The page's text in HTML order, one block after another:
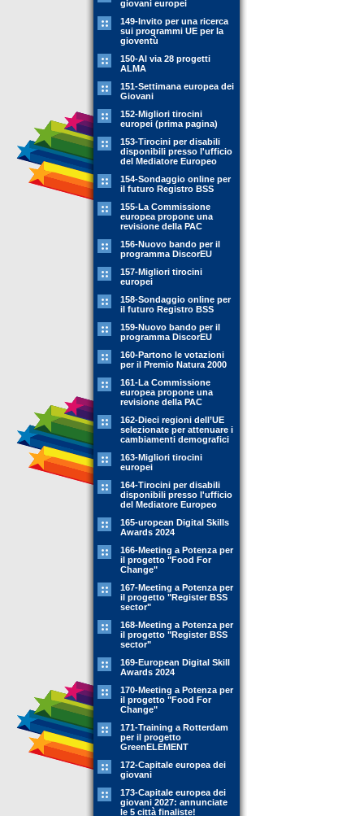
giovani europei
149-Invito per una ricerca
sui programmi UE per la
gioventù
150-Al via 28 progetti
ALMA
151-Settimana europea dei
Giovani
152-Migliori tirocini
europei (prima pagina)
153-Tirocini per disabili
disponibili presso l'ufficio
del Mediatore Europeo
154-Sondaggio online per
il futuro Registro BSS
155-La Commissione
europea propone una
revisione della PAC
156-Nuovo bando per il
programma DiscorEU
157-Migliori tirocini
europei
158-Sondaggio online per
il futuro Registro BSS
159-Nuovo bando per il
programma DiscorEU
160-Partono le votazioni
per il Premio Natura 2000
161-La Commissione
europea propone una
revisione della PAC
162-Dieci regioni dell’UE
selezionate per attenuare i
cambiamenti demografici
163-Migliori tirocini
europei
164-Tirocini per disabili
disponibili presso l'ufficio
del Mediatore Europeo
165-uropean Digital Skills
Awards 2024
166-Meeting a Potenza per
il progetto "Food For
Change"
167-Meeting a Potenza per
il progetto "Register BSS
sector"
168-Meeting a Potenza per
il progetto "Register BSS
sector"
169-European Digital Skill
Awards 2024
170-Meeting a Potenza per
il progetto "Food For
Change"
171-Training a Rotterdam
per il progetto
GreenELEMENT
172-Capitale europea dei
giovani
173-Capitale europea dei
giovani 2027: annunciate
le 5 città finaliste!